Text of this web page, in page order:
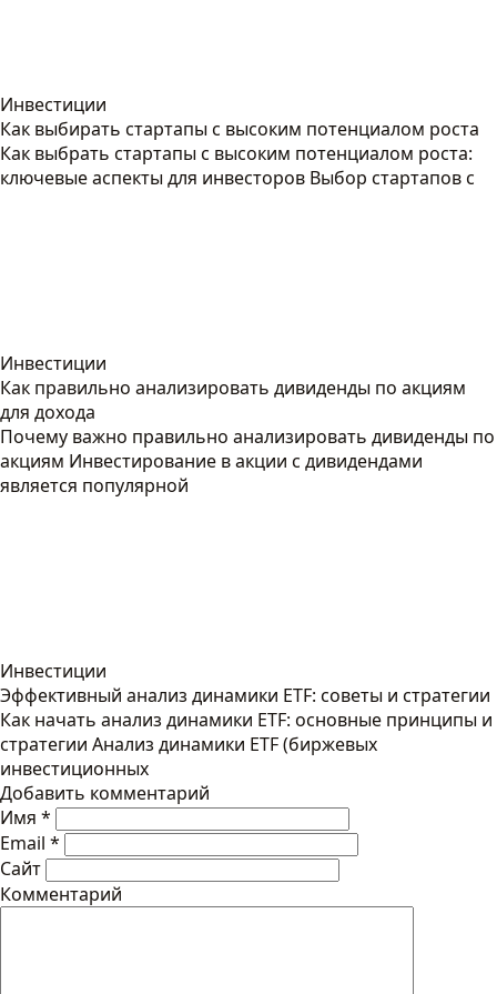
Инвестиции
Как выбирать стартапы с высоким потенциалом роста
Как выбрать стартапы с высоким потенциалом роста:
ключевые аспекты для инвесторов Выбор стартапов с
Инвестиции
Как правильно анализировать дивиденды по акциям
для дохода
Почему важно правильно анализировать дивиденды по
акциям Инвестирование в акции с дивидендами
является популярной
Инвестиции
Эффективный анализ динамики ETF: советы и стратегии
Как начать анализ динамики ETF: основные принципы и
стратегии Анализ динамики ETF (биржевых
инвестиционных
Добавить комментарий
Имя *
Email *
Сайт
Комментарий